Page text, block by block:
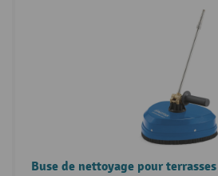
Buse de nettoyage pour